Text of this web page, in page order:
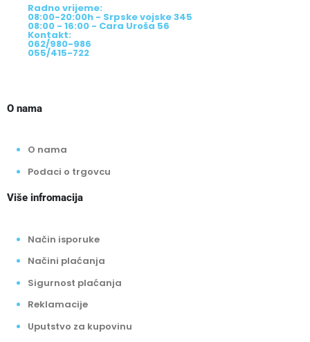
Radno vrijeme:
08:00-20:00h - Srpske vojske 345
08:00 - 16:00 - Cara Uroša 56
Kontakt:
062/980-986
055/415-722
O nama
O nama
Podaci o trgovcu
Više infromacija
Način isporuke
Načini plaćanja
Sigurnost plaćanja
Reklamacije
Uputstvo za kupovinu